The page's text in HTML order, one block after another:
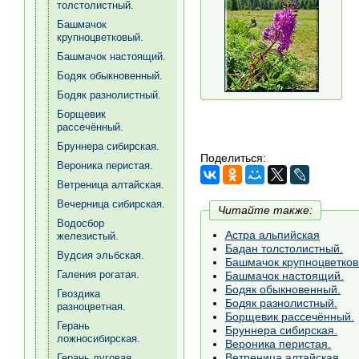
Поделиться:
Читайте также:
Астра альпийская
Бадан толстолистный.
Башмачок
Башмачок настоящий.
Бодяк обыкновенный.
Бодяк разнолистный.
Борщевик рассечённый.
Бруннера сибирская.
Вероника перистая.
толстолистный.
Башмачок
крупноцветковый.
Башмачок настоящий.
Бодяк обыкновенный.
Бодяк разнолистный.
Борщевик
рассечённый.
Бруннера сибирская.
Вероника перистая.
Ветреница алтайская.
Вечерница сибирская.
Водосбор
железистый.
Вудсия эльбская.
Галения рогатая.
Гвоздика
разноцветная.
Герань
ложносибирская.